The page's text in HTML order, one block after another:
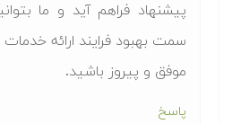
پیشنهاد فراهم آید و ما
سمت بهبود فرایند ارائه
موفق و پیروز باشید.
پاسخ